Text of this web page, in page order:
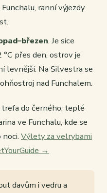
ranní výjezdy
. Je sice
přes den, ostrov je
levnější. Na Silvestra se
nad Funchalem.
trefa do černého: teplé
ve Funchalu, kde se
Výlety za velrybami
→
davům i vedru a